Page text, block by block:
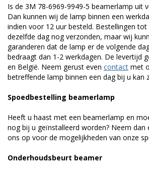
Is de 3M 78-6969-9949-5 beamerlamp uit
Dan kunnen wij de lamp binnen een
indien voor 12 uur besteld. Bestellingen
dezelfde dag nog verzonden, maar wij
garanderen dat de lamp er de volgende
bedraagt dan 1-2 werkdagen. De levertijd
en België. Neem gerust even contact met
betreffende lamp binnen een dag bij u kan
Spoedbestelling beamerlamp
Heeft u haast met een beamerlamp en
nog bij u geïnstalleerd worden? Neem dan
ons op voor de mogelijkheden van onze
Onderhoudsbeurt beamer